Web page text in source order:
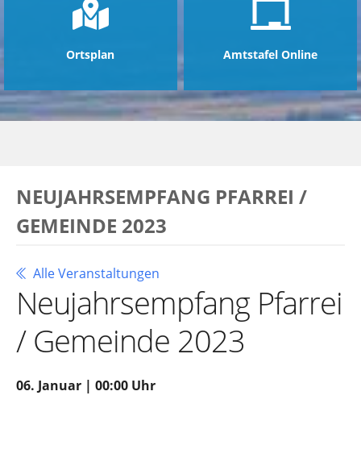
Ortsplan Amtstafel Online
NEUJAHRSEMPFANG PFARREI /
GEMEINDE 2023
Alle Veranstaltungen
Neujahrsempfang Pfarrei
/ Gemeinde 2023
06. Januar | 00:00 Uhr